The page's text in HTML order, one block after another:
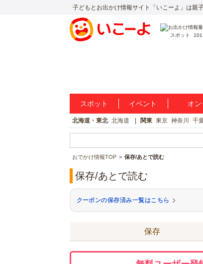
子どもとお出かけ情報サイト「いこーよ」は親
スポット
スポット イベント オン
北海道・東北 北海道 関東 東京 神奈川 千
おでかけ情報TOP 保存/あとで読む
保存/あとで読む
クーポンの保存済み一覧はこちら
保存